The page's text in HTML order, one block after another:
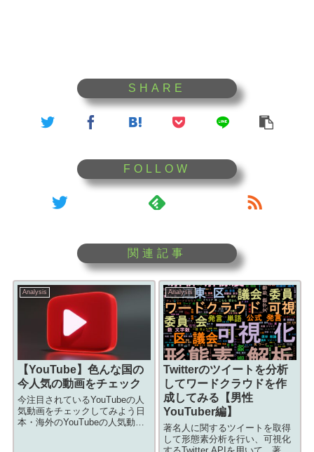
Analysis
【YouTube】色んな国の
今人気の動画をチェック
今注目されているYouTubeの人
気動画をチェックしてみよう日
本・海外のYouTubeの人気動画
Analysis
Twitterのツイートを分析
してワードクラウドを作
成してみる【男性
YouTuber編】
著名人に関するツイートを取得
して形態素分析を行い、可視化